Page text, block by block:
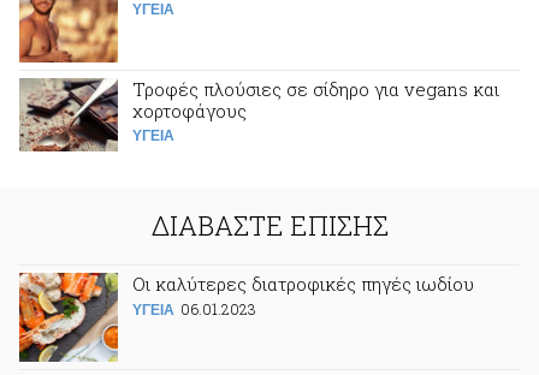
ΥΓΕΙΑ
Τροφές πλούσιες σε σίδηρο για vegans και
χορτοφάγους
ΥΓΕΙΑ
ΔΙΑΒΑΣΤΕ ΕΠΙΣΗΣ
Οι καλύτερες διατροφικές πηγές ιωδίου
ΥΓΕΙΑ 06.01.2023